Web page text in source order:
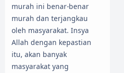
murah ini benar-benar
murah dan terjangkau
oleh masyarakat. Insya
Allah dengan kepastian
itu, akan banyak
masyarakat yang